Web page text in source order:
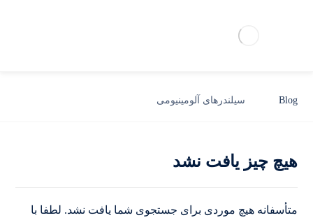
Blog سیلندرهای آلومینیومی
هیچ چیز یافت نشد
متأسفانه هیچ موردی برای جستجوی شما یافت نشد. لطفا با